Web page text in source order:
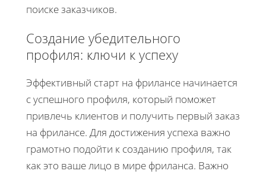
поиске заказчиков.
Создание убедительного
профиля: ключи к успеху
Эффективный старт на фрилансе начинается
с успешного профиля, который поможет
привлечь клиентов и получить первый заказ
на фрилансе. Для достижения успеха важно
грамотно подойти к созданию профиля, так
как это ваше лицо в мире фриланса. Важно